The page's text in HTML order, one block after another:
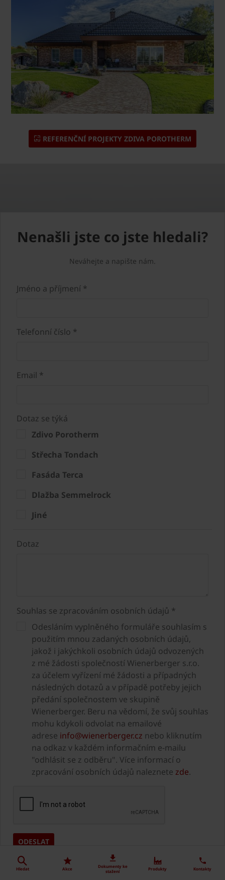
REFERENČNÍ PROJEKTY ZDIVA POROTHERM
Nenašli jste co jste hledali?
Neváhejte a napište nám.
Jméno a příjmení *
Telefonní číslo *
Email *
Dotaz se týká
Zdivo Porotherm
Střecha Tondach
Fasáda Terca
Dlažba Semmelrock
Jiné
Dotaz
Souhlas se zpracováním osobních údajů *
Odesláním vyplněného formuláře souhlasím s
použitím mnou zadaných osobních údajů,
jakož i jakýchkoli osobních údajů odvozených
z mé žádosti společností Wienerberger s.r.o.
za účelem vyřízení mé žádosti a případných
následných dotazů a v případě potřeby jejich
předání společnostem ve skupině
Wienerberger. Beru na vědomí, že svůj souhlas
mohu kdykoli odvolat na emailové
adrese info@wienerberger.cz nebo kliknutím
na odkaz v každém informačním e-mailu
"odhlásit se z odběru". Více informací o
zpracování osobních údajů naleznete zde.
Hledat Akce
Dokumenty ke
stažení
Produkty Kontakty